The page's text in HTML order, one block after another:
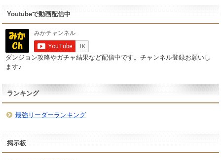
Youtubeで動画配信中
ダンジョン攻略やガチャ結果など配信中です。チャンネル登録お願いし
ます♪
ランキング
最強リーダーランキング
掲示板